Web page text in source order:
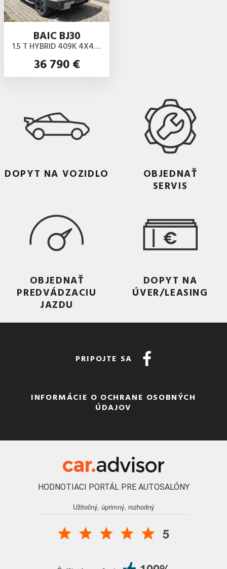
BAIC BJ30
1.5 T HYBRID 409K 4X4 ALL IN
36 790 €
DOPYT NA VOZIDLO
OBJEDNAŤ
SERVIS
OBJEDNAŤ
PREDVÁDZACIU
JAZDU
DOPYT NA
ÚVER/LEASING
PRIPOJTE SA
INFORMÁCIE O OCHRANE OSOBNÝCH
ÚDAJOV
HODNOTIACI PORTÁL PRE AUTOSALÓNY
Užitočný, úprimný, rozhodný
5